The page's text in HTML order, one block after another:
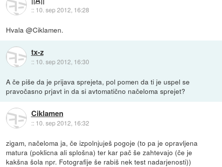
:: 10. sep 2012, 16:28
Hvala @Ciklamen.
tx-z
:: 10. sep 2012, 16:30
A če piše da je prijava sprejeta, pol pomen da ti je uspel se
pravočasno prjavt in da si avtomatično načeloma sprejet?
Ciklamen
:: 10. sep 2012, 16:32
zigam, načeloma ja, če izpolnjuješ pogoje (to pa je opravljena
matura (poklicna ali splošna) ter kar pač še zahtevajo (če je
kakšna šola npr. Fotografije še rabiš nek test nadarjenosti))